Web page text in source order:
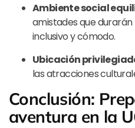
Ambiente social
amistades que
inclusivo y cómodo.
Ubicación
las atracciones
Conclusión:
aventura en la